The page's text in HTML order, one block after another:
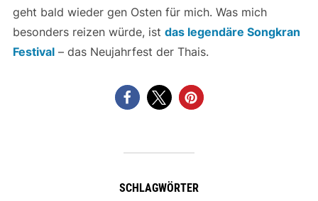
geht bald wieder gen Osten für mich. Was mich
besonders reizen würde, ist das legendäre Songkran
Festival– das Neujahrfest der Thais.
SCHLAGWÖRTER